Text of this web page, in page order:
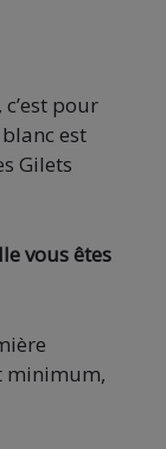
pour
est
Gilets
vous êtes
minimum,